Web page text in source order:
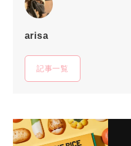
arisa
記事一覧